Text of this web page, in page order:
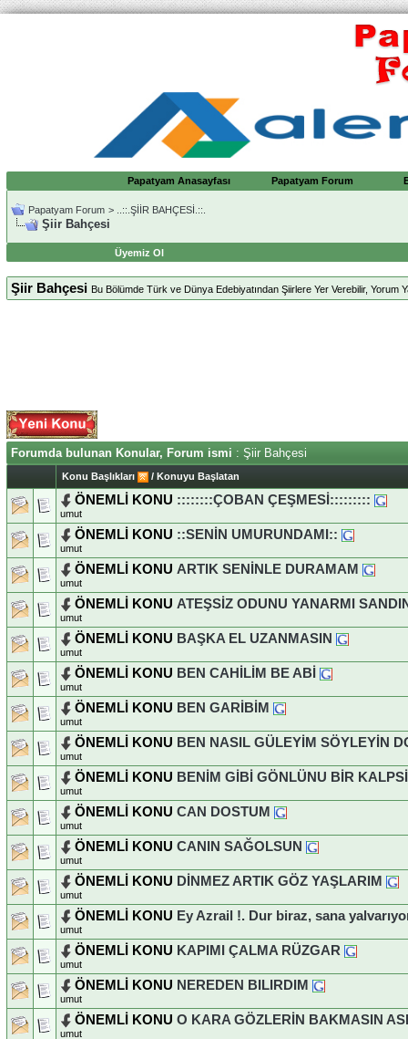
Papatyam Anasayfası Papatyam Forum
Papatyam Forum > ..::.ŞİİR BAHÇESİ.::.
Şiir Bahçesi
Üyemiz Ol
Şiir Bahçesi Bu Bölümde Türk ve Dünya Edebiyatından Şiirlere Yer Verebilir, Yorum
Forumda bulunan Konular, Forum ismi : Şiir Bahçesi
Konu Başlıkları / Konuyu Başlatan
ÖNEMLİ KONU ::::::::ÇOBAN ÇEŞMESİ:::::::::
umut
ÖNEMLİ KONU ::SENİN UMURUNDAMI::
umut
ÖNEMLİ KONU ARTIK SENİNLE DURAMAM
umut
ÖNEMLİ KONU ATEŞSİZ ODUNU YANARMI
umut
ÖNEMLİ KONU BAŞKA EL UZANMASIN
umut
ÖNEMLİ KONU BEN CAHİLİM BE ABİ
umut
ÖNEMLİ KONU BEN GARİBİM
umut
ÖNEMLİ KONU BEN NASIL GÜLEYİM SÖYLEYİN
umut
ÖNEMLİ KONU BENİM GİBİ GÖNLÜNU BİR
umut
ÖNEMLİ KONU CAN DOSTUM
umut
ÖNEMLİ KONU CANIN SAĞOLSUN
umut
ÖNEMLİ KONU DİNMEZ ARTIK GÖZ YAŞLARIM
umut
ÖNEMLİ KONU Ey Azrail !. Dur biraz, sana
umut
ÖNEMLİ KONU KAPIMI ÇALMA RÜZGAR
umut
ÖNEMLİ KONU NEREDEN BILIRDIM
umut
ÖNEMLİ KONU O KARA GÖZLERİN BAKMASIN
umut